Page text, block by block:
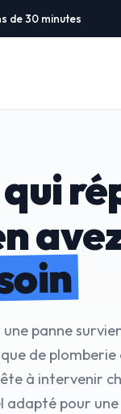
de 30 minutes
panne
de plomberie
à intervenir
adapté pour